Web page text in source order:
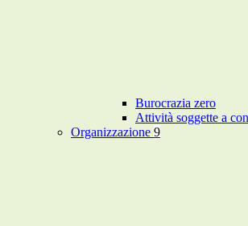
Burocrazia zero
Attività soggette a
Organizzazione 9